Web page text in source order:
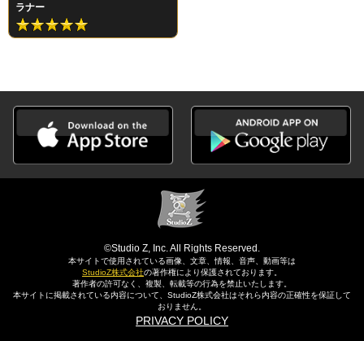
ラナー
©Studio Z, Inc. All Rights Reserved.
本サイトで使用されている画像、文章、情報、音声、動画等は
StudioZ株式会社の著作権により保護されております。
著作者の許可なく、複製、転載等の行為を禁止いたします。
本サイトに掲載されている内容について、StudioZ株式会社はそれら内容の正確性を保証して
おりません。
PRIVACY POLICY